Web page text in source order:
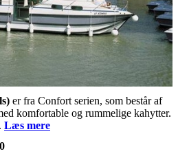
er fra Confort serien, som består af
komfortable og rummelige kahytter.
Læs mere